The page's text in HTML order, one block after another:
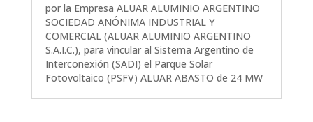
por la Empresa ALUAR ALUMINIO ARGENTINO
SOCIEDAD ANÓNIMA INDUSTRIAL Y
COMERCIAL (ALUAR ALUMINIO ARGENTINO
S.A.I.C.), para vincular al Sistema Argentino de
Interconexión (SADI) el Parque Solar
Fotovoltaico (PSFV) ALUAR ABASTO de 24 MW